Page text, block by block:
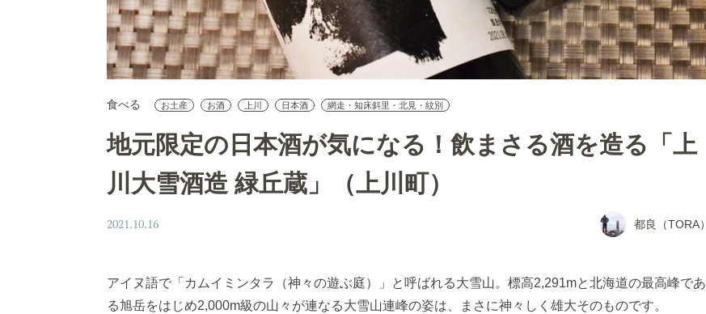
食べる お土産 お酒 上川 日本酒 網走・知床斜里・北見・紋別
地元限定の日本酒が気になる！飲まさる酒を造る「上
川大雪酒造 緑丘蔵」（上川町）
2021.10.16 都良（TORA）
アイヌ語で「カムイミンタラ（神々の遊ぶ庭）」と呼ばれる大雪山。標高2,291mと北海道の最高峰であ
る旭岳をはじめ2,000m級の山々が連なる大雪山連峰の姿は、まさに神々しく雄大そのものです。